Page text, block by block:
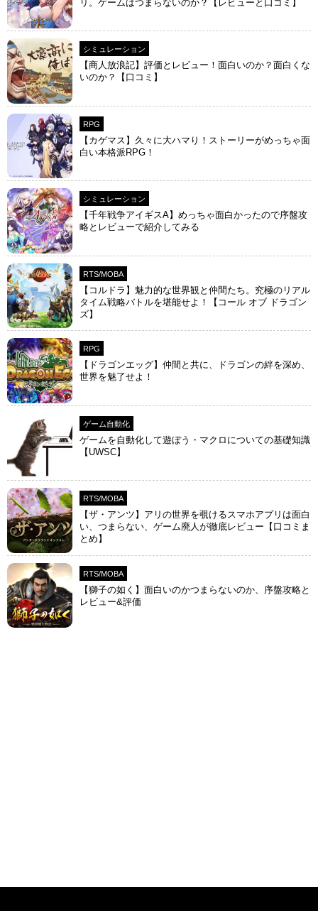
リ。ゲームはつまらないのか？【レビューと口コミ】
シミュレーション
【商人放浪‪記】評価とレビュー！面白いのか？面白くな
いのか？【口コミ】
RPG
【カゲマス】久々に大ハマり！ストーリーがめっちゃ面
白い本格派RPG！
シミュレーション
【千年戦争アイギスA】めっちゃ面白かったので序盤攻
略とレビューで紹介してみる
RTS/MOBA
【コルドラ】魅力的な世界観と仲間たち。究極のリアル
タイム戦略バトルを堪能せよ！【コール オブ ドラゴン
ズ】
RPG
【ドラゴンエッグ】仲間と共に、ドラゴンの絆を深め、
世界を魅了せよ！
ゲーム自動化
ゲームを自動化して遊ぼう・マクロについての基礎知識
【UWSC】
RTS/MOBA
【ザ・アンツ】アリの世界を覗けるスマホアプリは面白
い、つまらない、ゲーム廃人が徹底レビュー【口コミま
とめ】
RTS/MOBA
【獅子の如く】面白いのかつまらないのか、序盤攻略と
レビュー&評価